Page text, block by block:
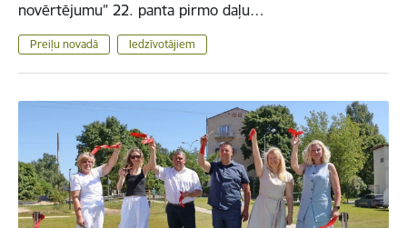
novērtējumu” 22. panta pirmo daļu…
Preiļu novadā Iedzīvotājiem